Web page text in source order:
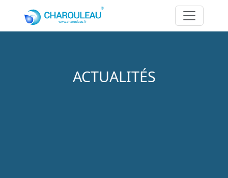
Aller au contenu principal
ACTUALITÉS